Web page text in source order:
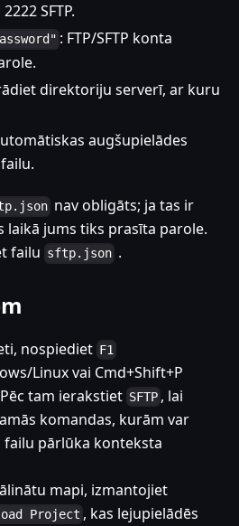
SFTP.
: FTP/SFTP konta
direktoriju serverī, ar kuru
augšupielādes
nav obligāts; ja tas ir
laikā jums tiks prasīta parole.
failu sftp.json .
nospiediet F1
Linux vai Cmd+Shift+P
tam ierakstiet SFTP , lai
komandas, kurām var
pārlūka konteksta
mapi, izmantojiet
Project , kas lejupielādēs